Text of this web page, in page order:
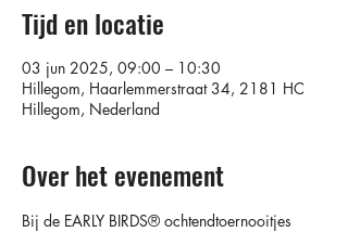
Tijd en locatie
03 jun 2025, 09:00 – 10:30
Hillegom, Haarlemmerstraat 34, 2181 HC
Hillegom, Nederland
Over het evenement
Bij de EARLY BIRDS®️ ochtendtoernooitjes